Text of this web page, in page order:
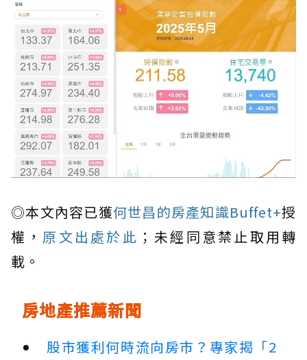
◎本文內容已獲何世昌的房產知識Buffet+授
權， 原文出處於此 ；未經同意禁止取用轉
載。
房地產推薦新聞
股市獲利何時流向房市？專家揭「2